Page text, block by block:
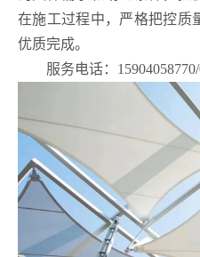
在施工过程中，严格把控质
优质完成。
服务电话：